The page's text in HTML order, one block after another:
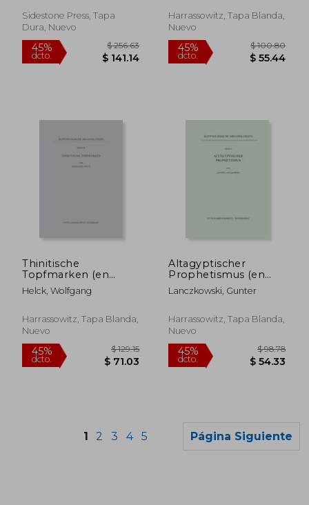
dcto. dcto.
Tomb (en Inglés)
Sidestone Press, Tapa
Dura, Nuevo
Harrassowitz, Tapa Blanda,
Nuevo
Thinitische
Topfmarken (en
Alemán)
Helck, Wolfgang
Harrassowitz, Tapa Blanda,
Nuevo
Altagyptischer
Prophetismus (en
Alemán)
Lanczkowski, Gunter
Harrassowitz, Tapa Blanda,
Nuevo
1 2 3 4 5 Página Siguiente